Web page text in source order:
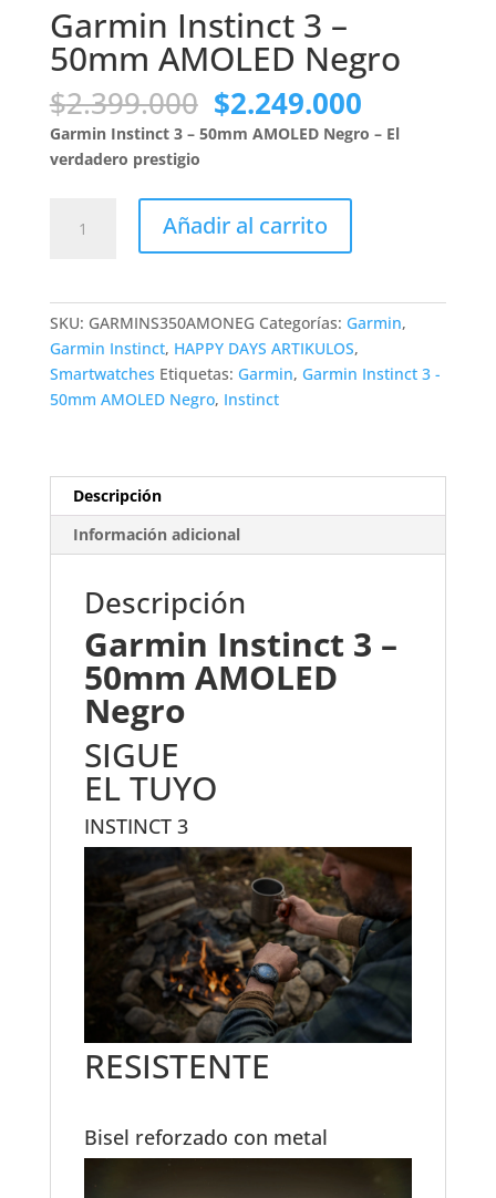
Garmin Instinct 3 –
50mm AMOLED Negro
$2.399.000 El
precio
original
$2.399.000.
$2.249.000El
precio
actual
Garmin Instinct 3 – 50mm AMOLED Negro – El
verdadero prestigio
Instinct
Añadir al carrito
SKU: GARMINS350AMONEG Categorías: Garmin,
Garmin Instinct, HAPPY DAYS ARTIKULOS,
Smartwatches Etiquetas: Garmin, Garmin Instinct 3 -
50mm AMOLED Negro, Instinct
Descripción
Información adicional
Descripción
Garmin Instinct 3 –
50mm AMOLED
Negro
SIGUE
EL TUYO
INSTINCT 3
RESISTENTE
Bisel reforzado con metal